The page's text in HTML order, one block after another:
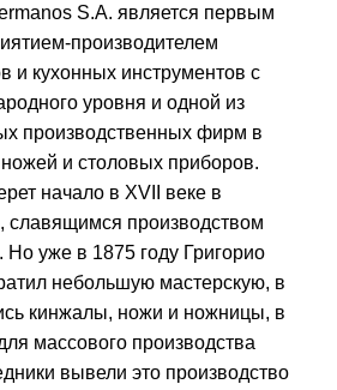
S.A. является первым
производителем
и кухонных инструментов с
уровня и одной из
производственных фирм в
и столовых приборов.
начало в XVII веке в
славящимся производством
Но уже в 1875 году Григорио
небольшую мастерскую, в
кинжалы, ножи и ножницы, в
массового производства
вывели это производство